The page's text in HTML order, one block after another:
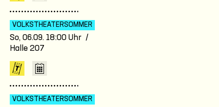
VOLKSTHEATER­SOMMER
So, 06.09. 18:00 Uhr /
Halle 207
VOLKSTHEATER­SOMMER